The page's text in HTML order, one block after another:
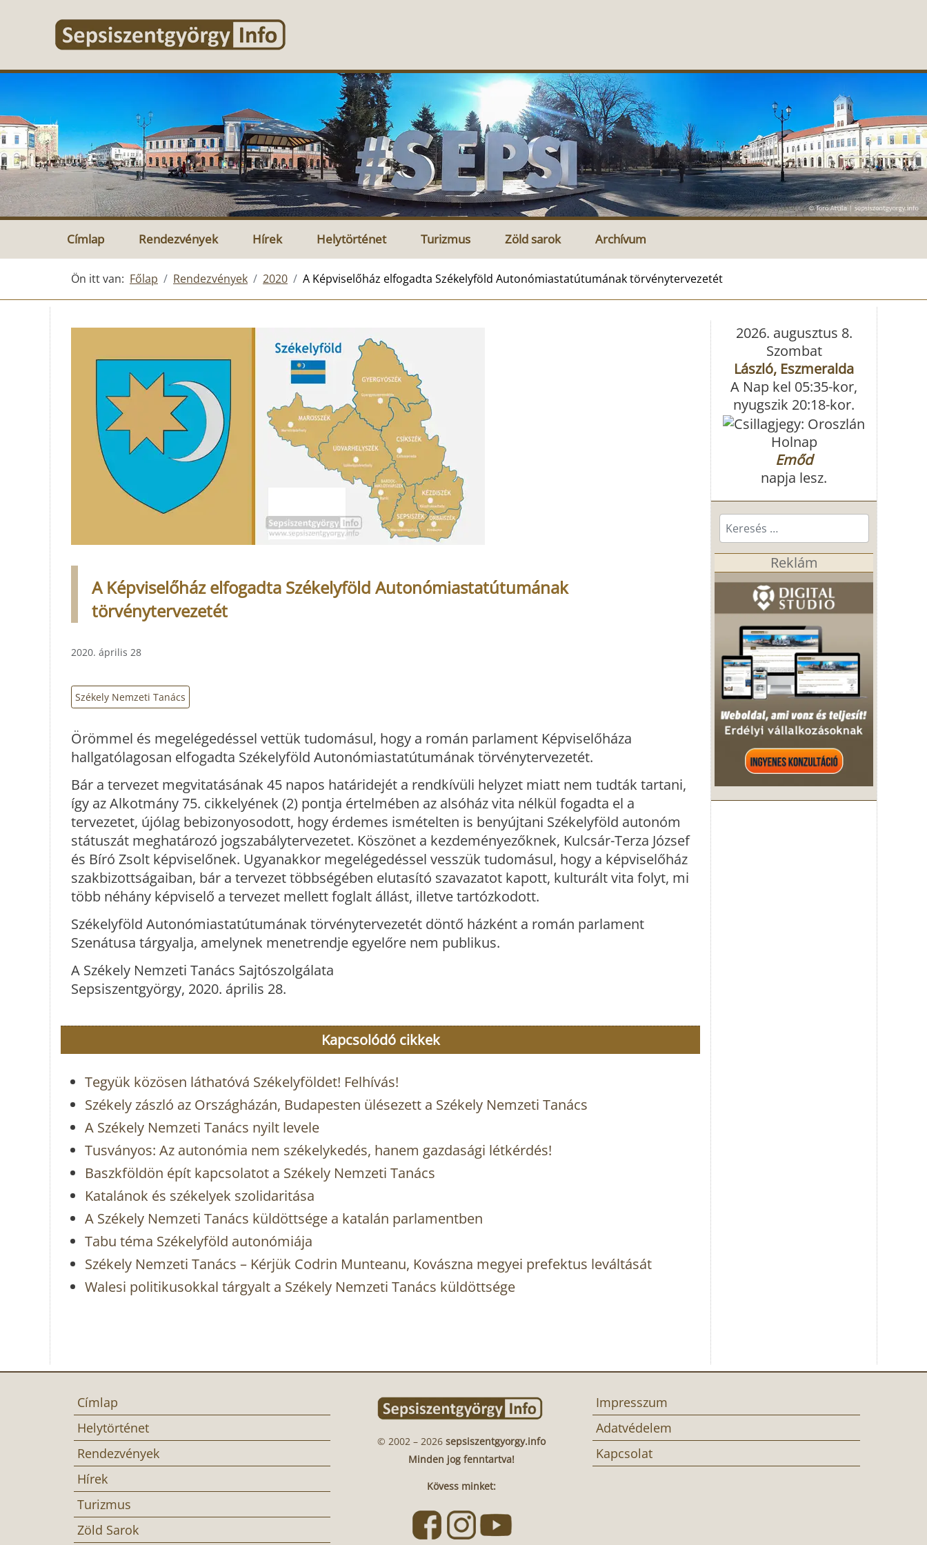
Címlap Rendezvények Hírek Helytörténet Turizmus Zöld sarok Archívum
Ön itt van: Főlap Rendezvények 2020 A Képviselőház elfogadta Székelyföld Autonómiastatútumának törvénytervezetét
A Képviselőház elfogadta Székelyföld Autonómiastatútumának
törvénytervezetét
2020. április 28
Székely Nemzeti Tanács
Örömmel és megelégedéssel vettük tudomásul, hogy a román parlament Képviselőháza
hallgatólagosan elfogadta Székelyföld Autonómiastatútumának törvénytervezetét.
Bár a tervezet megvitatásának 45 napos határidejét a rendkívüli helyzet miatt nem tudták tartani,
így az Alkotmány 75. cikkelyének (2) pontja értelmében az alsóház vita nélkül fogadta el a
tervezetet, újólag bebizonyosodott, hogy érdemes ismételten is benyújtani Székelyföld autonóm
státuszát meghatározó jogszabálytervezetet. Köszönet a kezdeményezőknek, Kulcsár-Terza József
és Bíró Zsolt képviselőnek. Ugyanakkor megelégedéssel vesszük tudomásul, hogy a képviselőház
szakbizottságaiban, bár a tervezet többségében elutasító szavazatot kapott, kulturált vita folyt, mi
több néhány képviselő a tervezet mellett foglalt állást, illetve tartózkodott.
Székelyföld Autonómiastatútumának törvénytervezetét döntő házként a román parlament
Szenátusa tárgyalja, amelynek menetrendje egyelőre nem publikus.
A Székely Nemzeti Tanács Sajtószolgálata
Sepsiszentgyörgy, 2020. április 28.
Kapcsolódó cikkek
Tegyük közösen láthatóvá Székelyföldet! Felhívás!
Székely zászló az Országházán, Budapesten ülésezett a Székely Nemzeti Tanács
A Székely Nemzeti Tanács nyilt levele
Tusványos: Az autonómia nem székelykedés, hanem gazdasági létkérdés!
Baszkföldön épít kapcsolatot a Székely Nemzeti Tanács
Katalánok és székelyek szolidaritása
A Székely Nemzeti Tanács küldöttsége a katalán parlamentben
Tabu téma Székelyföld autonómiája
Székely Nemzeti Tanács – Kérjük Codrin Munteanu, Kovászna megyei prefektus leváltását
Walesi politikusokkal tárgyalt a Székely Nemzeti Tanács küldöttsége
2026. augusztus 8.
Szombat
László, Eszmeralda
A Nap kel 05:35-kor,
nyugszik 20:18-kor.
Holnap
Emőd
napja lesz.
Keresés...
Reklám
Címlap
Helytörténet
Rendezvények
Hírek
Turizmus
Zöld Sarok
© 2002 – 2026 sepsiszentgyorgy.info
Minden jog fenntartva!
Kövess minket:
Impresszum
Adatvédelem
Kapcsolat